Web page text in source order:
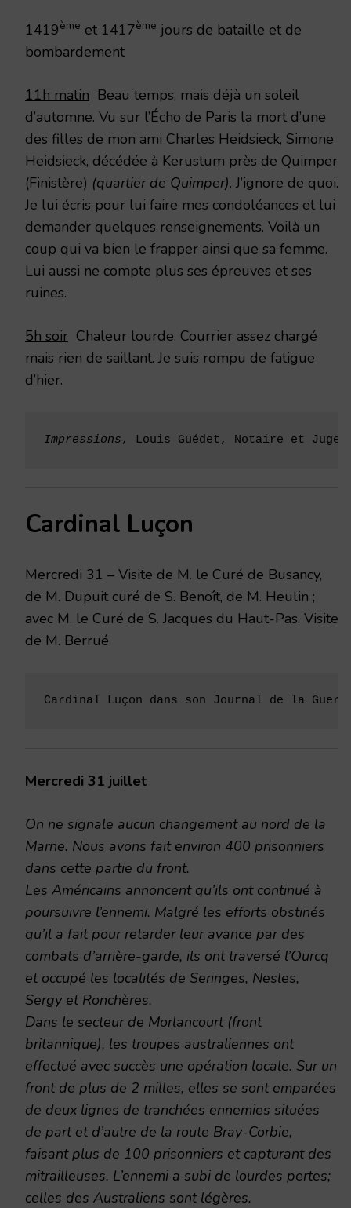
1419ème et 1417ème jours de bataille et de
bombardement
11h matin Beau temps, mais déjà un soleil
d’automne. Vu sur l’Écho de Paris la mort d’une
des filles de mon ami Charles Heidsieck, Simone
Heidsieck, décédée à Kerustum près de Quimper
(Finistère) (quartier de Quimper). J’ignore de quoi.
Je lui écris pour lui faire mes condoléances et lui
demander quelques renseignements. Voilà un
coup qui va bien le frapper ainsi que sa femme.
Lui aussi ne compte plus ses épreuves et ses
ruines.
5h soir Chaleur lourde. Courrier assez chargé
mais rien de saillant. Je suis rompu de fatigue
d’hier.
Impressions, Louis Guédet, Notaire et
Cardinal Luçon
Mercredi 31 – Visite de M. le Curé de Busancy,
de M. Dupuit curé de S. Benoît, de M. Heulin ;
avec M. le Curé de S. Jacques du Haut-Pas. Visite
de M. Berrué
Cardinal Luçon dans son Journal de la
Mercredi 31 juillet
On ne signale aucun changement au nord de la
Marne. Nous avons fait environ 400 prisonniers
dans cette partie du front.
Les Américains annoncent qu’ils ont continué à
poursuivre l’ennemi. Malgré les efforts obstinés
qu’il a fait pour retarder leur avance par des
combats d’arrière-garde, ils ont traversé l’Ourcq
et occupé les localités de Seringes, Nesles,
Sergy et Ronchères.
Dans le secteur de Morlancourt (front
britannique), les troupes australiennes ont
effectué avec succès une opération locale. Sur un
front de plus de 2 milles, elles se sont emparées
de deux lignes de tranchées ennemies situées
de part et d’autre de la route Bray-Corbie,
faisant plus de 100 prisonniers et capturant des
mitrailleuses. L’ennemi a subi de lourdes pertes;
celles des Australiens sont légères.